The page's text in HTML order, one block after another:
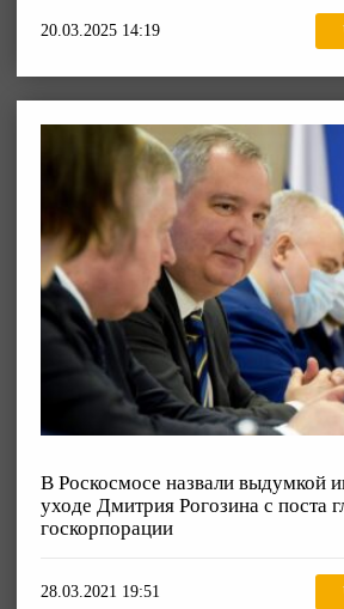
20.03.2025 14:19
В Роскосмосе назвали выдумкой
уходе Дмитрия Рогозина с поста
госкорпорации
28.03.2021 19:51